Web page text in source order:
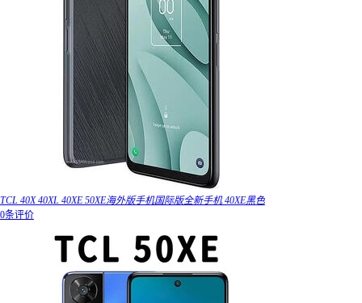
TCL 40X 40XL 40XE 50XE海外版手机国际版全新手机 40XE黑色
0条评价